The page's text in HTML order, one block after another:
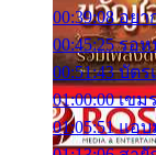
00:39:08 อย
00:45:25 รอ
00:51:43 บัต
01:00:00 เข
01:05:51 แอ